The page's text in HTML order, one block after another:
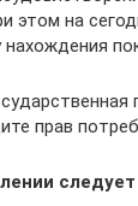
этом на
прав
следует